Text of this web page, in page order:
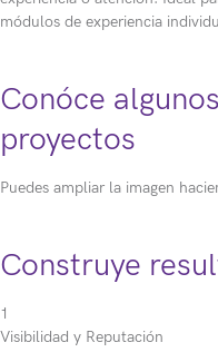
módulos de experiencia
Conóce
proyectos
Puedes ampliar la imagen
Construye
1
Visibilidad y Reputación